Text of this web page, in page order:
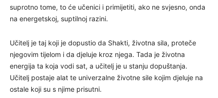
suprotno tome, to će učenici i primijetiti, ako ne svjesno, onda
na energetskoj, suptilnoj razini.
Učitelj je taj koji je dopustio da Shakti, životna sila, proteče
njegovim tijelom i da djeluje kroz njega. Tada je životna
energija ta koja vodi sat, a učitelj je u stanju dopuštanja.
Učitelj postaje alat te univerzalne životne sile kojim djeluje na
ostale koji su s njime prisutni.